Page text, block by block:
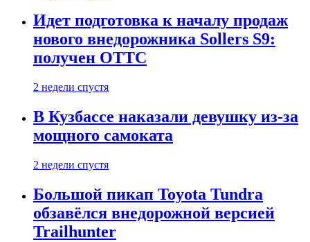
Идет подготовка к началу продаж
нового внедорожника Sollers S9:
получен ОТТС
2 недели спустя
В Кузбассе наказали девушку из-за
мощного самоката
2 недели спустя
Большой пикап Toyota Tundra
обзавёлся внедорожной версией
Trailhunter